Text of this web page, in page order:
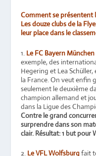
Comment se présentent
Les douze clubs de la
leur place dans le
1. Le FC Bayern München
exemple, des
Hegering et Lea
la France. On veut enfin
seulement le deuxième
champion allemand et
dans la Ligue des
Contre le grand
surprendre dans son
clair. Résultat: 1 but
2. Le VFL Wolfsburgfait